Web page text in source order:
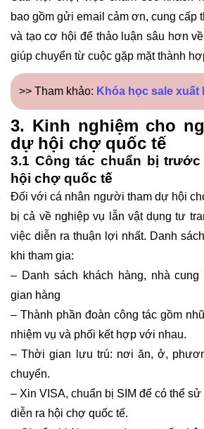
bao gồm gửi email cảm ơn, cung cấp
và tạo cơ hội để thảo luận sâu hơn
giúp chuyển từ cuộc gặp mặt thành
>> Tham khảo: Khóa học sale xuất
3. Kinh nghiệm cho
dự hội chợ quốc tế
3.1 Công tác chuẩn bị
hội chợ quốc tế
Đối với cá nhân người tham dự hội
bị cả về nghiệp vụ lẫn vật dụng tư
việc diễn ra thuận lợi nhất. Danh
khi tham gia:
– Danh sách khách hàng, nhà cung
gian hàng
– Thành phần đoàn công tác gồm
nhiệm vụ và phối kết hợp với nhau.
– Thời gian lưu trú: nơi ăn, ở,
chuyển.
– Xin VISA, chuẩn bị SIM để có thể
diễn ra hội chợ quốc tế.